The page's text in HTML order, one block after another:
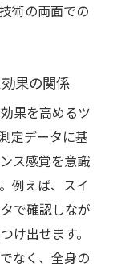
術の両面での
果の関係
果を高めるツ
定データに基
ス感覚を意識
例えば、スイ
で確認しなが
け出せます。
なく、全身の